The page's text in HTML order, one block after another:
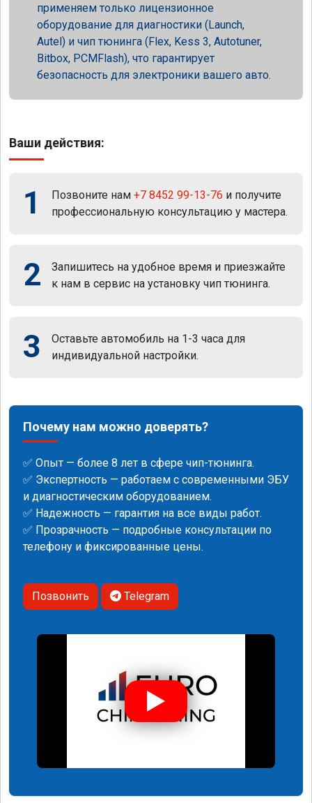
применяем только лицензионное
оборудование для диагностики (Launch,
Autel) и чип тюнинга (Flex, Kess 3, Autotuner,
Bitbox, PCMFlash), что гарантирует
безопасность для электроники вашего авто.
Ваши действия:
1 Позвоните нам +7 8452 99-13-76 и получите
профессиональную консультацию у мастера.
2
Запишитесь на удобное время и приезжайте
к нам в сервис на установку чип тюнинга.
3
Оставьте автомобиль на 1-3 часа для
индивидуальной настройки.
Почему нам можно доверять?
✅ Опыт — более 8 лет в сфере чип-тюнинга.
✅ Экспертность — работаем с современными ЭБУ
и диагностическим оборудованием.
✅ Надежность — гарантия на все виды работ.
✅ Прозрачность — подробные консультации по
телефону и фиксированные цены.
Позвонить Telegram